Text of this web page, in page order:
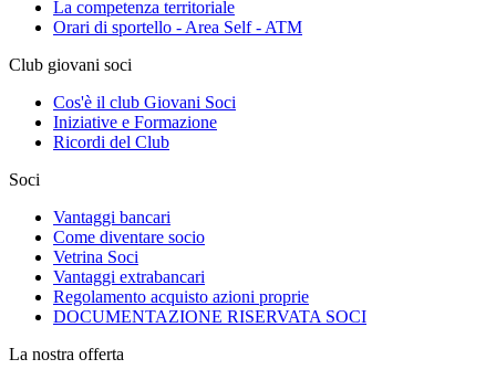
La competenza territoriale
Orari di sportello - Area Self - ATM
Club giovani soci
Cos'è il club Giovani Soci
Iniziative e Formazione
Ricordi del Club
Soci
Vantaggi bancari
Come diventare socio
Vetrina Soci
Vantaggi extrabancari
Regolamento acquisto azioni proprie
DOCUMENTAZIONE RISERVATA SOCI
La nostra offerta